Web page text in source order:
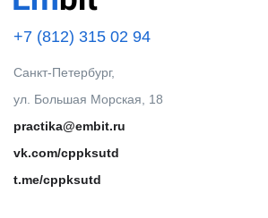
+7 (812) 315 02 94
Санкт-Петербург,
ул. Большая Морская, 18
practika@embit.ru
vk.com/cppksutd
t.me/cppksutd